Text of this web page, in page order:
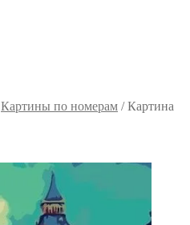
Картины по номерам /Картина